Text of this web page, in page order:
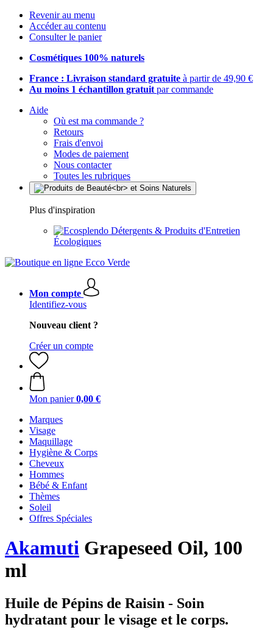
Revenir au menu
Accéder au contenu
Consulter le panier
Cosmétiques 100% naturels
France : Livraison standard gratuite à partir de 49,90 €
Au moins 1 échantillon gratuit par commande
Aide
Où est ma commande ?
Retours
Frais d'envoi
Modes de paiement
Nous contacter
Toutes les rubriques
Plus d'inspiration
Détergents & Produits d'Entretien
Écologiques
Mon compte
Identifiez-vous
Nouveau client ?
Créer un compte
Mon panier 0,00 €
Marques
Visage
Maquillage
Hygiène & Corps
Cheveux
Hommes
Bébé & Enfant
Thèmes
Soleil
Offres Spéciales
Akamuti Grapeseed Oil, 100
ml
Huile de Pépins de Raisin - Soin
hydratant pour le visage et le corps.